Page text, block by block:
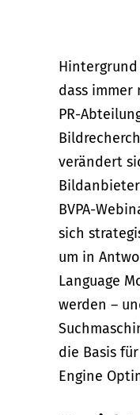
dass immer
PR-
verändert
BVPA-
sich
um in
Language
werden –
die Basis
Engine